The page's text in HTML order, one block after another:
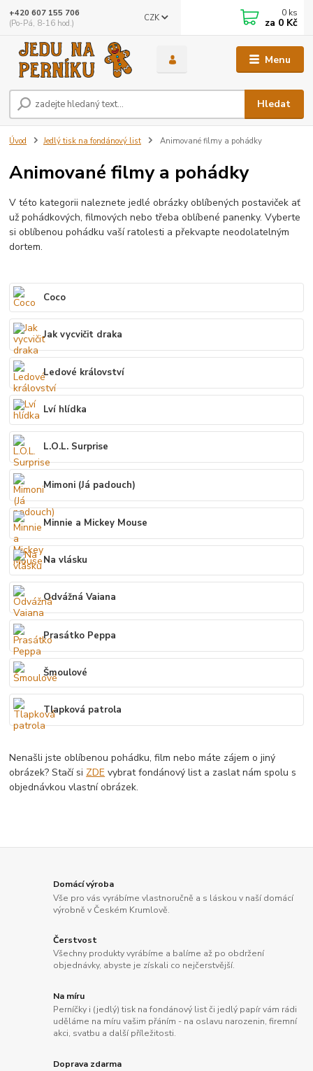
Menu
CZK
Hledat
+420 607 155 706
(Po-Pá, 8-16 hod.)
0 ks
za 0 Kč
Úvod Jedlý tisk na fondánový list Animované filmy a pohádky
Animované filmy a pohádky
V této kategorii naleznete jedlé obrázky oblíbených postaviček ať
už pohádkových, filmových nebo třeba oblíbené panenky. Vyberte
si oblíbenou pohádku vaší ratolesti a překvapte neodolatelným
dortem.
Coco
Jak vycvičit draka
Ledové království
Lví hlídka
L.O.L. Surprise
Mimoni (Já padouch)
Minnie a Mickey Mouse
Na vlásku
Odvážná Vaiana
Prasátko Peppa
Šmoulové
Tlapková patrola
Nenašli jste oblíbenou pohádku, film nebo máte zájem o jiný
obrázek? Stačí si ZDE vybrat fondánový list a zaslat nám spolu s
objednávkou vlastní obrázek.
Domácí výroba
Vše pro vás vyrábíme vlastnoručně a s láskou v naší domácí
výrobně v Českém Krumlově.
Čerstvost
Všechny produkty vyrábíme a balíme až po obdržení
objednávky, abyste je získali co nejčerstvější.
Na míru
Perníčky i (jedlý) tisk na fondánový list či jedlý papír vám rádi
uděláme na míru vašim přáním - na oslavu narozenin, firemní
akci, svatbu a další příležitosti.
Doprava zdarma